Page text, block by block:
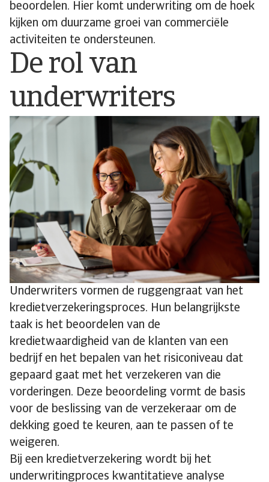
beoordelen. Hier komt underwriting om de hoek
kijken om duurzame groei van commerciële
activiteiten te ondersteunen.
De rol van
underwriters
Underwriters vormen de ruggengraat van het
kredietverzekeringsproces. Hun belangrijkste
taak is het beoordelen van de
kredietwaardigheid van de klanten van een
bedrijf en het bepalen van het risiconiveau dat
gepaard gaat met het verzekeren van die
vorderingen. Deze beoordeling vormt de basis
voor de beslissing van de verzekeraar om de
dekking goed te keuren, aan te passen of te
weigeren.
Bij een kredietverzekering wordt bij het
underwritingproces kwantitatieve analyse